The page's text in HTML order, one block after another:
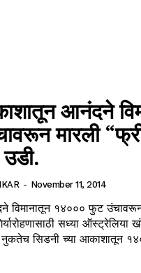
आनंदने
मारली
- November 11, 2014
विमानातून १४००० फुट
नुकतेच सिडनी च्या आकाशातून